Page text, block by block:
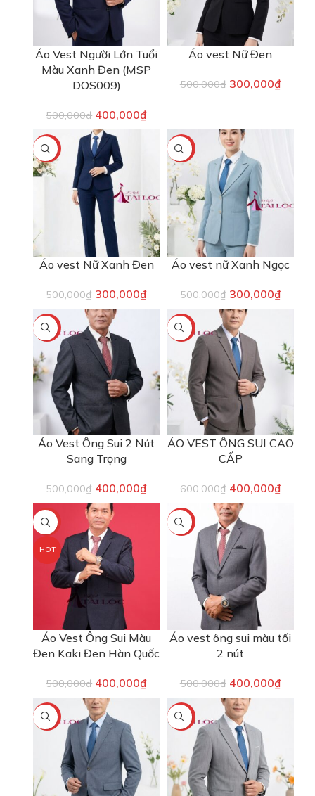
Áo Vest Người Lớn Tuổi
Màu Xanh Đen (MSP
DOS009)
500,000₫ 400,000₫
Áo vest Nữ Đen
500,000₫ 300,000₫
-40%
Áo vest Nữ Xanh Đen
500,000₫ 300,000₫
-40%
Áo vest nữ Xanh Ngọc
500,000₫ 300,000₫
-20%
Áo Vest Ông Sui 2 Nút
Sang Trọng
500,000₫ 400,000₫
-33%
ÁO VEST ÔNG SUI CAO
CẤP
600,000₫ 400,000₫
-20%
HOT
Áo Vest Ông Sui Màu
Đen Kaki Đen Hàn Quốc
500,000₫ 400,000₫
-20%
Áo vest ông sui màu tối
2 nút
500,000₫ 400,000₫
-33% -33%